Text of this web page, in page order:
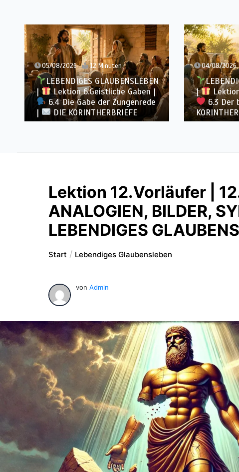
05/08/2026 12 Minuten
LEBENDIGES GLAUBENSLEBEN
|
Lektion 6.Geistliche Gaben |
6.4 Die Gabe der Zungenrede
|
DIE KORINTHERBRIEFE
04/08/2026
|
6.3 Der
Lektion 12.Vorläufer |
ANALOGIEN, BILDER,
LEBENDIGES
Start Lebendiges Glaubensleben
von Admin